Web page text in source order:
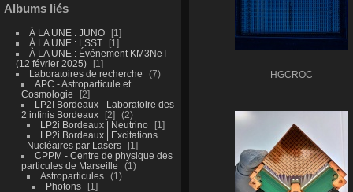
Albums liés
À LA UNE : JUNO
1
À LA UNE : LSST
1
À LA UNE : Événement KM3NeT
(12 février 2025)
1
Laboratoires de recherche
7
APC - Astroparticule et
Cosmologie
2
LP2I Bordeaux - Laboratoire des
2 infinis Bordeaux
2
2
LP2i Bordeaux | Neutrino
1
LP2i Bordeaux | Excitations
Nucléaires par Lasers
1
CPPM - Centre de physique des
particules de Marseille
1
Astroparticules
1
Photons
1
HGCROC